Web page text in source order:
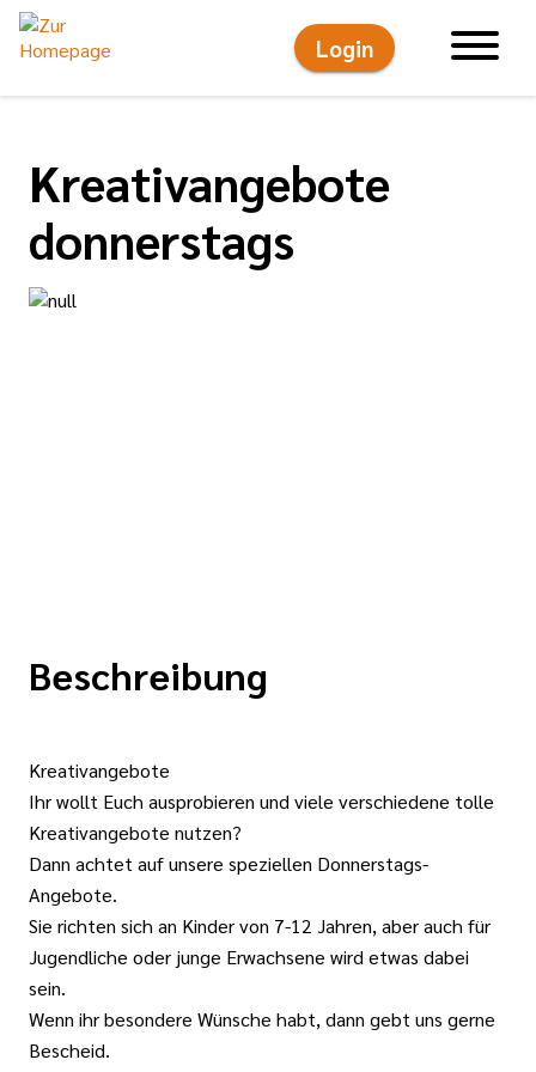
Login
Kreativangebote
donnerstags
Beschreibung
Kreativangebote
Ihr wollt Euch ausprobieren und viele verschiedene tolle
Kreativangebote nutzen?
Dann achtet auf unsere speziellen Donnerstags-
Angebote.
Sie richten sich an Kinder von 7-12 Jahren, aber auch für
Jugendliche oder junge Erwachsene wird etwas dabei
sein.
Wenn ihr besondere Wünsche habt, dann gebt uns gerne
Bescheid.